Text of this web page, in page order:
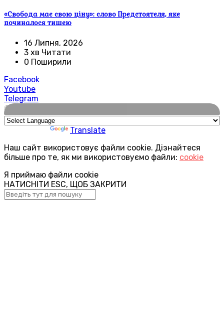
«Свобода має свою ціну»: слово Предстоятеля, яке
починалося тишею
16 Липня, 2026
3 хв Читати
0 Поширили
Facebook
Youtube
Telegram
🌍
Translate
Наш сайт використовує файли cookie. Дізнайтеся
більше про те, як ми використовуємо файли: cookie
Я приймаю файли cookie
НАТИСНІТИ ESC, ЩОБ ЗАКРИТИ